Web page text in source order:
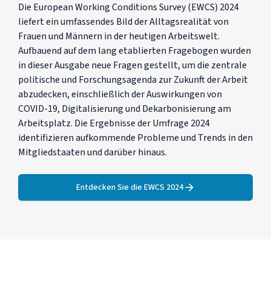
Die European Working Conditions Survey (EWCS) 2024
liefert ein umfassendes Bild der Alltagsrealität von
Frauen und Männern in der heutigen Arbeitswelt.
Aufbauend auf dem lang etablierten Fragebogen wurden
in dieser Ausgabe neue Fragen gestellt, um die zentrale
politische und Forschungsagenda zur Zukunft der Arbeit
abzudecken, einschließlich der Auswirkungen von
COVID-19, Digitalisierung und Dekarbonisierung am
Arbeitsplatz. Die Ergebnisse der Umfrage 2024
identifizieren aufkommende Probleme und Trends in den
Mitgliedstaaten und darüber hinaus.
Entdecken Sie die EWCS 2024